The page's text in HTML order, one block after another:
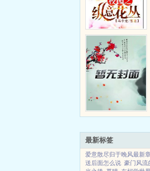
最新标签
爱意散尽归于晚风最新
送后面怎么说 豪门风流